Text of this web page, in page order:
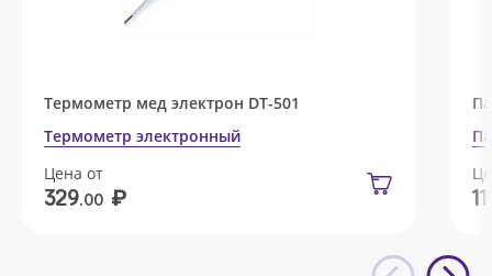
Термометр мед электрон DT-501
Термометр электронный
Цена от
329.00 ₽ 11